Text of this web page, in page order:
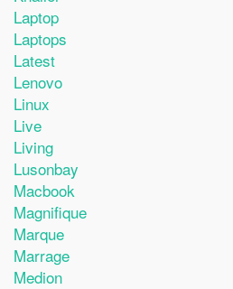
Laptop
Laptops
Latest
Lenovo
Linux
Live
Living
Lusonbay
Macbook
Magnifique
Marque
Marrage
Medion